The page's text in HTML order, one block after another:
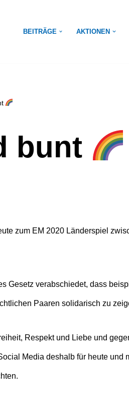
BEITRÄGE AKTIONEN
bunt
zum EM 2020 Länderspiel
Gesetz verabschiedet, dass
Paaren solidarisch zu
Respekt und Liebe und
Media deshalb für heute und